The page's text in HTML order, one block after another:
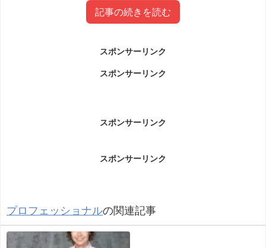
記事の続きを読む
柴野大造(ジェラート職人)wikiプロフ(経歴・年齢)です。
スポンサーリンク
スポンサーリンク
スポンサーリンク
スポンサーリンク
プロフェッショナルの関連記事